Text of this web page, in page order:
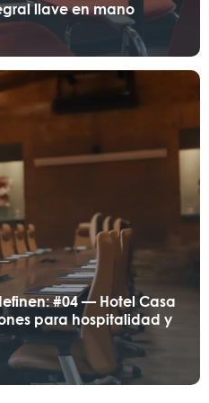
llave en mano
#04 — Hotel Casa
para hospitalidad y